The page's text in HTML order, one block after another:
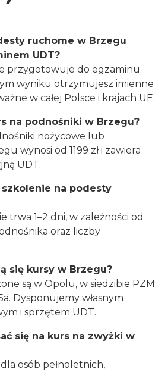
ruchome w Brzegu
UDT?
przygotowuje do egzaminu
wyniku otrzymujesz imienne
w całej Polsce i krajach UE.
na podnośniki w Brzegu?
nożycowe lub
wynosi od 1199 zł i zawiera
UDT.
szkolenie na podesty
trwa 1–2 dni, w zależności od
oraz liczby
się kursy w Brzegu?
są w Opolu, w siedzibie PZM
Dysponujemy własnym
i sprzętem UDT.
się na kurs na zwyżki w
osób pełnoletnich,